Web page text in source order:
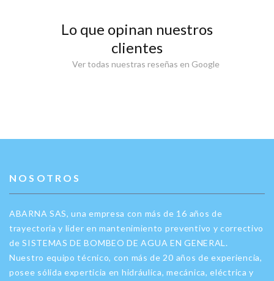
Lo que opinan nuestros
clientes
Ver todas nuestras reseñas en Google
NOSOTROS
ABARNA SAS, una empresa con más de 16 años de
trayectoria y líder en mantenimiento preventivo y correctivo
de SISTEMAS DE BOMBEO DE AGUA EN GENERAL.
Nuestro equipo técnico, con más de 20 años de experiencia,
posee sólida experticia en hidráulica, mecánica, eléctrica y